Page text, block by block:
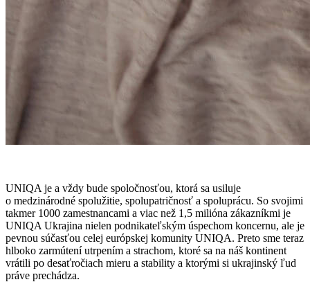
UNIQA je a vždy bude spoločnosťou, ktorá sa usiluje
o medzinárodné spolužitie, spolupatričnosť a spoluprácu. So svojimi
takmer 1000 zamestnancami a viac než 1,5 milióna zákazníkmi je
UNIQA Ukrajina nielen podnikateľským úspechom koncernu, ale je
pevnou súčasťou celej európskej komunity UNIQA. Preto sme teraz
hlboko zarmútení utrpením a strachom, ktoré sa na náš kontinent
vrátili po desaťročiach mieru a stability a ktorými si ukrajinský ľud
práve prechádza.